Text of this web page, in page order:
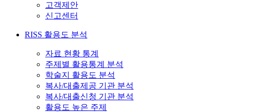
고객제안
신고센터
RISS 활용도 분석
자료 현황 통계
주제별 활용통계 분석
학술지 활용도 분석
복사/대출제공 기관 분석
복사/대출신청 기관 분석
활용도 높은 주제